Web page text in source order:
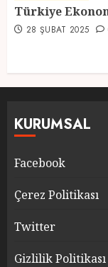
Türkiye
28 ŞUBAT 2025
KURUMSAL
Facebook
Çerez Politikası
Twitter
Gizlilik Politikası